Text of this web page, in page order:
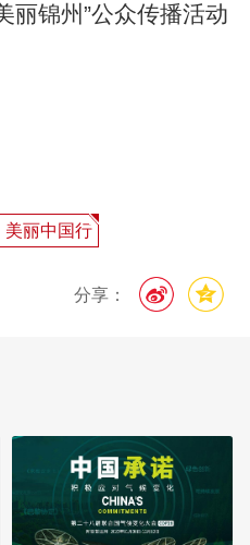
丽锦州”公众传播活动
美丽中国行
分享：